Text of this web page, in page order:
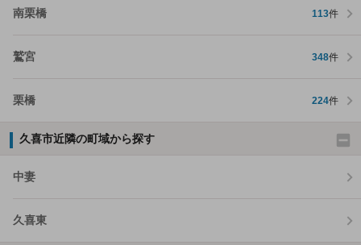
南栗橋 113件
鷲宮 348件
栗橋 224件
久喜市近隣の町域から探す
中妻
久喜東